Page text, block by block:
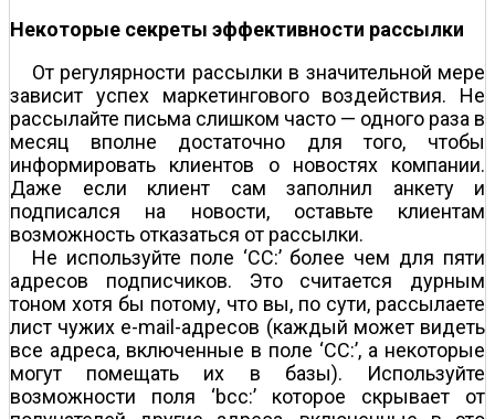
Некоторые секреты эффективности рассылки
От регулярности рассылки в значительной мере
зависит успех маркетингового воздействия. Не
рассылайте письма слишком часто — одного раза в
месяц вполне достаточно для того, чтобы
информировать клиентов о новостях компании.
Даже если клиент сам заполнил анкету и
подписался на новости, оставьте клиентам
возможность отказаться от рассылки.
Не используйте поле ‘CC:’ более чем для пяти
адресов подписчиков. Это считается дурным
тоном хотя бы потому, что вы, по сути, рассылаете
лист чужих e-mail-адресов (каждый может видеть
все адреса, включенные в поле ‘CC:’, а некоторые
могут помещать их в базы). Используйте
возможности поля ‘bcc:’ которое скрывает от